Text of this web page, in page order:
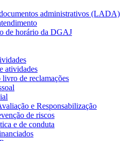
administrativos (LADA)
de horário da DGAJ
atividades
de reclamações
e Responsabilização
de riscos
e de conduta